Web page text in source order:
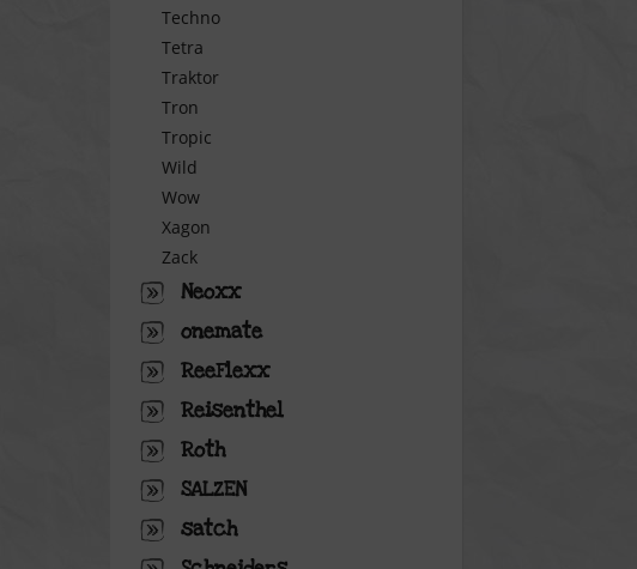
Techno
Tetra
Traktor
Tron
Tropic
Wild
Wow
Xagon
Zack
Neoxx
onemate
ReeFlexx
Reisenthel
Roth
SALZEN
satch